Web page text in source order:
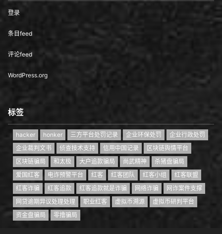
登录
条目feed
评论feed
WordPress.org
标签
hacker honker 三方平台处罚记录 企业环保处罚
企业行政处罚
企业裁判文书
侦查技术支持 信用中国记录
区块链舆情平台
区块链骗局
和太极 大户追款骗局 尚武精神
杀猪盘骗局
爱国红客
电诈预警平台 红客 红客团队 红客小组
红客联盟
红客诈骗
红客追款 红客追款就是诈骗 网络诈骗
网诈案件支撑
网贷逾期异议处理处理
职业红客 虚拟币溯源
虚拟币研判平台
资金盘骗局
零撸骗局